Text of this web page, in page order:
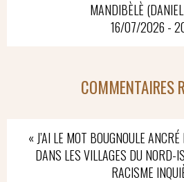
MANDIBÈLÈ
16/07/2026 -
COMMENTAIRES
« J’AI LE MOT BOUGNOULE
DANS LES VILLAGES DU NORD-
RACISME